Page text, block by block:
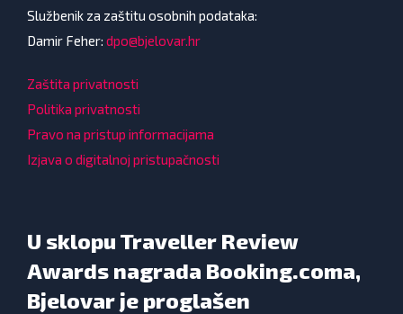
Službenik za zaštitu osobnih podataka:
Damir Feher: dpo@bjelovar.hr
Zaštita privatnosti
Politika privatnosti
Pravo na pristup informacijama
Izjava o digitalnoj pristupačnosti
U sklopu Traveller Review
Awards nagrada Booking.coma,
Bjelovar je proglašen